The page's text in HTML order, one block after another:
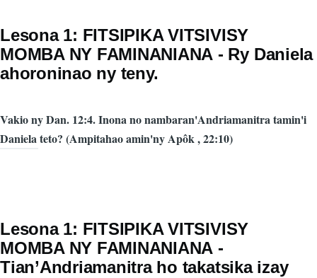
Lesona 1: FITSIPIKA VITSIVISY
MOMBA NY FAMINANIΑΝΑ - Ry Daniela
ahoroninao ny teny.
Vakio ny Dan. 12:4. Inona no nambaran'Andriamanitra tamin'i
Daniela teto? (Ampitahao amin'ny Apôk , 22:10)
Lesona 1: FITSIPIKA VITSIVISY
MOMBA NY FAMINANIΑΝΑ -
Tian’Andriamanitra ho takatsika izay